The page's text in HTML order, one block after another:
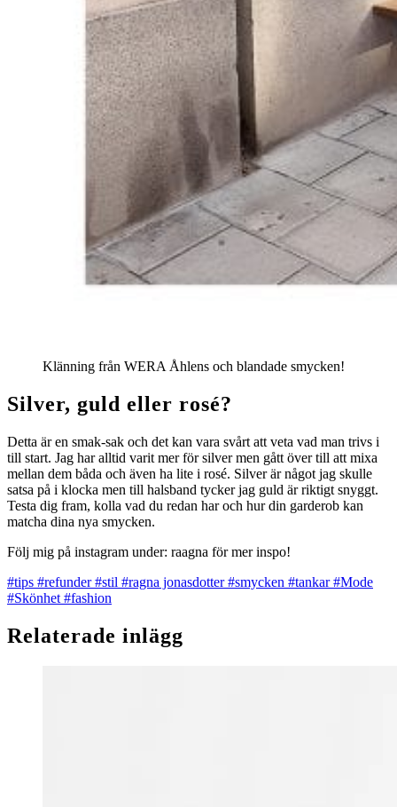
Klänning från WERA Åhlens och blandade smycken!
Silver, guld eller rosé?
Detta är en smak-sak och det kan vara svårt att veta vad man trivs i
till start. Jag har alltid varit mer för silver men gått över till att mixa
mellan dem båda och även ha lite i rosé. Silver är något jag skulle
satsa på i klocka men till halsband tycker jag guld är riktigt snyggt.
Testa dig fram, kolla vad du redan har och hur din garderob kan
matcha dina nya smycken.
Följ mig på instagram under: raagna för mer inspo!
#tips #refunder#stil #ragna jonasdotter#smycken #tankar#Mode
#Skönhet #fashion
Relaterade inlägg